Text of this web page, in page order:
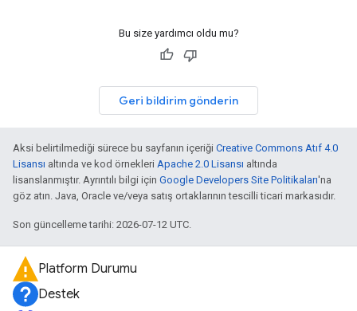
Bu size yardımcı oldu mu?
Geri bildirim gönderin
Aksi belirtilmediği sürece bu sayfanın içeriği Creative Commons Atıf 4.0
Lisansı altında ve kod örnekleri Apache 2.0 Lisansı altında
lisanslanmıştır. Ayrıntılı bilgi için Google Developers Site Politikaları'na
göz atın. Java, Oracle ve/veya satış ortaklarının tescilli ticari markasıdır.
Son güncelleme tarihi: 2026-07-12 UTC.
Platform Durumu
Destek